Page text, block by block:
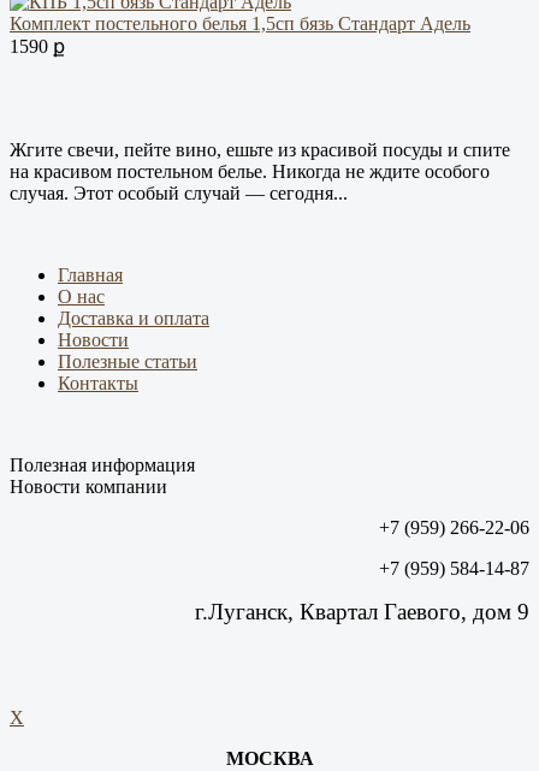
Комплект постельного белья 1,5сп бязь Стандарт Адель
1590 ք
Жгите свечи, пейте вино, ешьте из красивой посуды и спите
на красивом постельном белье. Никогда не ждите особого
случая. Этот особый случай — сегодня...
Главная
О нас
Доставка и оплата
Новости
Полезные статьи
Контакты
Полезная информация
Новости компании
+7 (959) 266-22-06
+7 (959) 584-14-87
г.Луганск, Квартал Гаевого, дом 9
X
МОСКВА